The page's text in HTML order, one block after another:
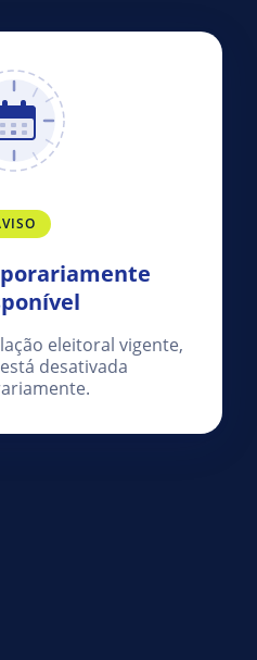
eleitoral vigente,
desativada